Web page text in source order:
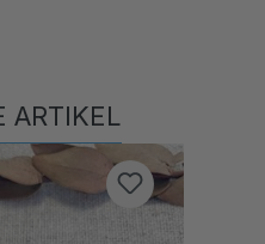
überspringen